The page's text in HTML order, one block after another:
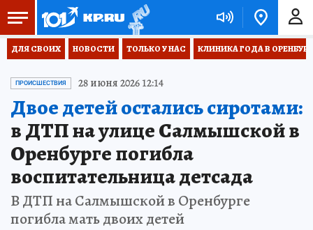
ДЛЯ СВОИХ НОВОСТИ ТОЛЬКО У НАС КЛИНИКА ГОДА В
ПРОИСШЕСТВИЯ 28 июня 2026 12:14
Двое детей остались сиротами:
в ДТП на улице Салмышской в
Оренбурге погибла
воспитательница детсада
В ДТП на Салмышской в Оренбурге
погибла мать двоих детей